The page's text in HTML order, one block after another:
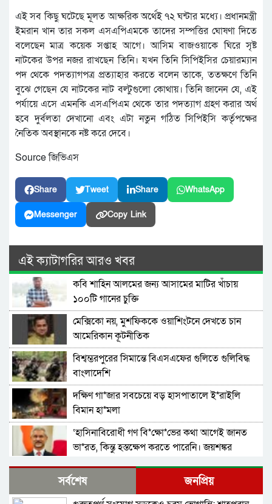
এই সব কিছু ঘটেছে মূলত আক্ষরিক অর্থেই ৭২ ঘন্টার মধ্যে। প্রধানমন্ত্রী
ইমরান খান তার সকল এসএপিএমকে তাদের সম্পত্তির ঘোষণা দিতে
বলেছেন মাত্র কয়েক সপ্তাহ আগে। আসিম বাজওয়াকে ঘিরে সৃষ্ট
নাটকের উপর নজর রাখছেন তিনি। যখন তিনি সিপিইসির চেয়ারম্যান
পদ থেকে পদত্যাগপত্র প্রত্যাহার করতে বলেন তাকে, ততক্ষণে তিনি
বুঝে গেছেন যে নাটকের নাট বল্টুগুলো কোথায়। তিনি জানেন যে, এই
পর্যায়ে এসে এমনকি এসএপিএম থেকে তার পদত্যাগ গ্রহণ করার অর্থ
হবে দুর্বলতা দেখানো এবং এটা নতুন গঠিত সিপিইসি কর্তৃপক্ষের
নৈতিক অবস্থানকে নষ্ট করে দেবে।
Source জিভিএস
Share Tweet Share WhatsApp
Messenger Copy Link
এই ক্যাটাগরির আরও খবর
কবি শাহিন আলমের জন্য আসামের মাটির খাঁচায়
১০০টি গানের চুক্তি
মেক্সিকো নয়, মুশফিককে ওয়াশিংটনে দেখতে চান
আমেরিকান কূটনীতিক
বিশ্বম্ভরপুরের সিমান্তে বিএসএফের গুলিতে গুলিবিদ্ধ
বাংলাদেশি
দক্ষিণ গা*জার সবচেয়ে বড় হাসপাতালে ই*রাইলি
বিমান হা*মলা
‘হাসিনাবিরোধী গণ বি*ক্ষো*ভের কথা আগেই জানত
ভা*রত, কিন্তু হস্তক্ষেপ করতে পারেনি। জয়শঙ্কর
গাজায় ইসরাইলি বর্বরতায় ক্ষুব্ধ জাতিসংঘ মহাসচিব
সর্বশেষ জনপ্রিয়